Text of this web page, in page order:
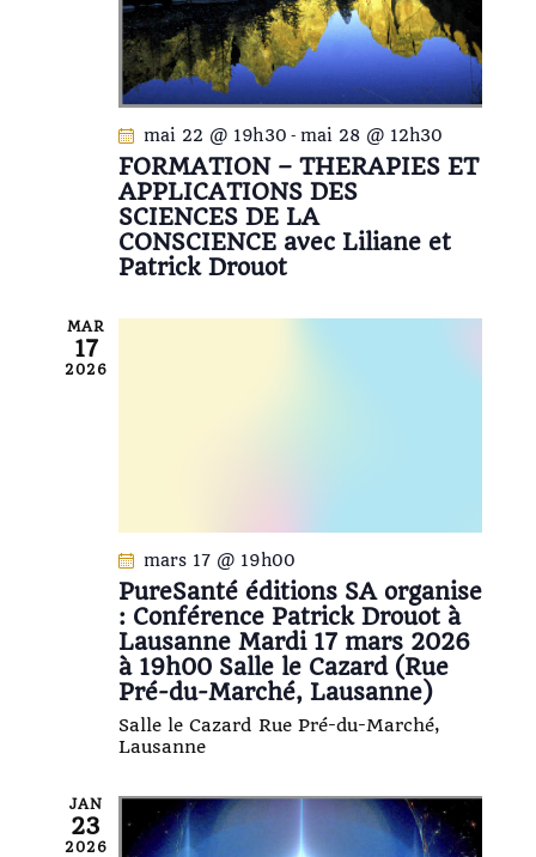
t
n
a
v
i
g
t
v
è
n
e
m
e
t
s
e
v
u
e
É
è
n
m
mai 22 @ 19h30 - mai 28 @ 12h30
FORMATION – THERAPIES ET
APPLICATIONS DES
SCIENCES DE LA
CONSCIENCE avec Liliane et
Patrick Drouot
MAR
17
2026
mars 17 @ 19h00
PureSanté éditions SA organise
: Conférence Patrick Drouot à
Lausanne Mardi 17 mars 2026
à 19h00 Salle le Cazard (Rue
Pré-du-Marché, Lausanne)
Salle le Cazard Rue Pré-du-Marché,
Lausanne
JAN
23
2026